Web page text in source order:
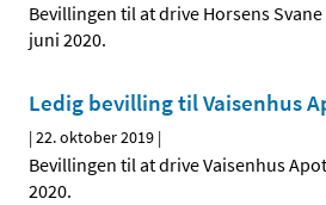
Bevillingen til at drive Horsens
juni 2020.
Ledig bevilling til Vaisenhus
|22. oktober 2019 |
Bevillingen til at drive Vaisenhus
2020.